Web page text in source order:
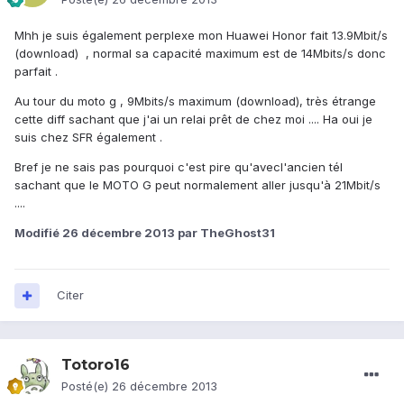
Mhh je suis également perplexe mon Huawei Honor fait 13.9Mbit/s
(download) , normal sa capacité maximum est de 14Mbits/s donc
parfait .
Au tour du moto g , 9Mbits/s maximum (download), très étrange
cette diff sachant que j'ai un relai prêt de chez moi .... Ha oui je
suis chez SFR également .
Bref je ne sais pas pourquoi c'est pire qu'avecl'ancien tél
sachant que le MOTO G peut normalement aller jusqu'à 21Mbit/s
....
Modifié 26 décembre 2013 par TheGhost31
Citer
Totoro16
Posté(e) 26 décembre 2013